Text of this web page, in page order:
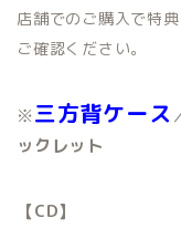
店舗でのご購入で特
ご確認ください。
※三方背ケース
ックレット
【CD】